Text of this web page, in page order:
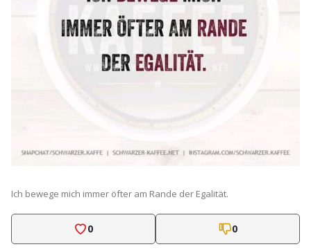
Ich bewege mich immer öfter am Rande der Egalität.
0 0